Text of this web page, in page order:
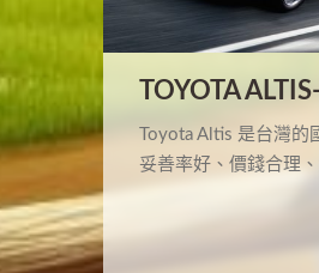
TOYOTA
Toyota Altis 是台灣的
妥善率好、價錢合理